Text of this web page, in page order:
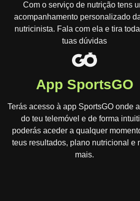
Com o serviço de nutrição tens
acompanhamento personalizado
nutricinista. Fala com ela e tira
tuas dúvidas
App SportsGO
Terás acesso à app SportsGO onde
do teu telemóvel e de forma
poderás aceder a qualquer
teus resultados, plano nutricional e
mais.